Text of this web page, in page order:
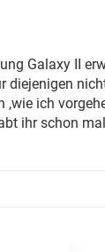
Galaxy II
diejenigen
,wie ich
ihr schon